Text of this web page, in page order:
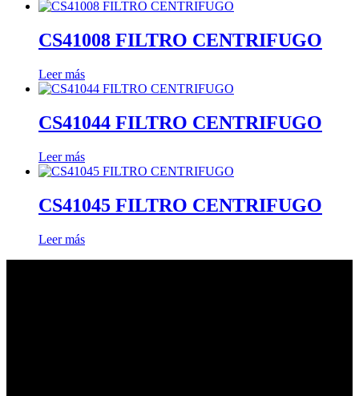
CS41008 FILTRO CENTRIFUGO
Leer más
CS41044 FILTRO CENTRIFUGO
Leer más
CS41045 FILTRO CENTRIFUGO
Leer más